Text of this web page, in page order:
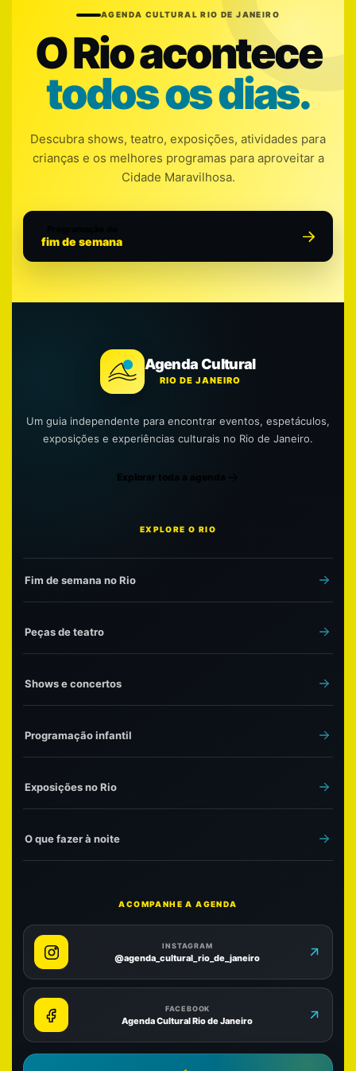
AGENDA CULTURAL RIO DE JANEIRO
O Rio acontece
todos os dias.
Descubra shows, teatro, exposições, atividades para
crianças e os melhores programas para aproveitar a
Cidade Maravilhosa.
fim de semana
Agenda Cultural
RIO DE JANEIRO
Um guia independente para encontrar eventos, espetáculos,
exposições e experiências culturais no Rio de Janeiro.
Explorar toda a agenda
EXPLORE O RIO
Fim de semana no Rio
Peças de teatro
Shows e concertos
Programação infantil
Exposições no Rio
O que fazer à noite
ACOMPANHE A AGENDA
INSTAGRAM
@agenda_cultural_rio_de_janeiro
FACEBOOK
Agenda Cultural Rio de Janeiro